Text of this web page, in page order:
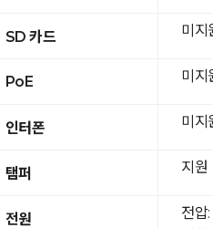
SD 카드
PoE
인터폰
탬퍼
전원
미지
미지
미지
지원
전압